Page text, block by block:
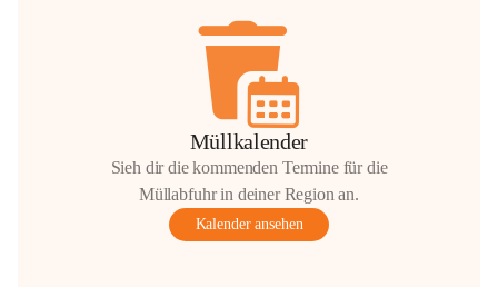
Müllkalender
Sieh dir die kommenden Termine für die
Müllabfuhr in deiner Region an.
Kalender ansehen